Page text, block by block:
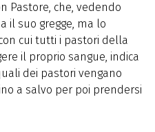
Pastore, che, vedendo
il suo gregge, ma lo
cui tutti i pastori della
il proprio sangue, indica
dei pastori vengano
a salvo per poi prendersi